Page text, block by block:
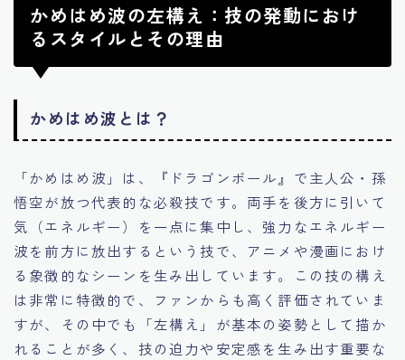
かめはめ波の左構え：技の発動におけ
るスタイルとその理由
かめはめ波とは？
「かめはめ波」は、『ドラゴンボール』で主人公・孫
悟空が放つ代表的な必殺技です。両手を後方に引いて
気（エネルギー）を一点に集中し、強力なエネルギー
波を前方に放出するという技で、アニメや漫画におけ
る象徴的なシーンを生み出しています。この技の構え
は非常に特徴的で、ファンからも高く評価されていま
すが、その中でも「左構え」が基本の姿勢として描か
れることが多く、技の迫力や安定感を生み出す重要な